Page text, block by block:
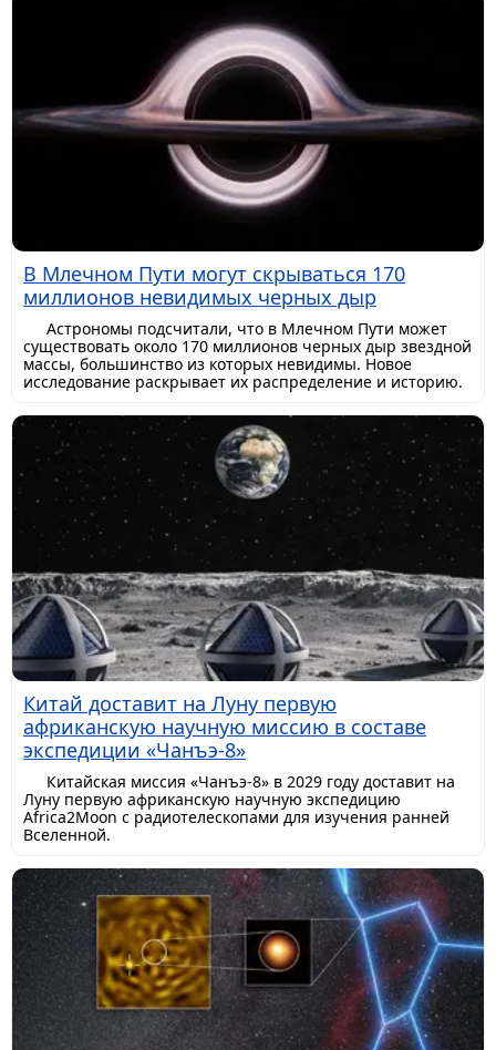
В Млечном Пути могут скрываться 170
миллионов невидимых черных дыр
Астрономы подсчитали, что в Млечном Пути может
существовать около 170 миллионов черных дыр звездной
массы, большинство из которых невидимы. Новое
исследование раскрывает их распределение и историю.
Китай доставит на Луну первую
африканскую научную миссию в составе
экспедиции «Чанъэ-8»
Китайская миссия «Чанъэ-8» в 2029 году доставит на
Луну первую африканскую научную экспедицию
Africa2Moon с радиотелескопами для изучения ранней
Вселенной.